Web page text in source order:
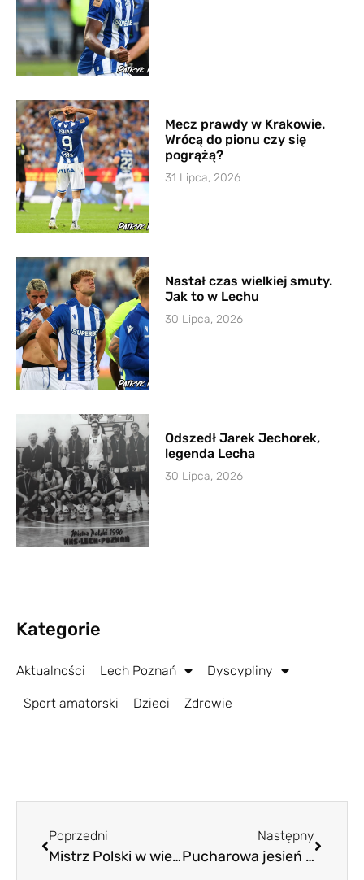
Mecz prawdy w Krakowie.
Wrócą do pionu czy się
pogrążą?
31 Lipca, 2026
Nastał czas wielkiej smuty.
Jak to w Lechu
30 Lipca, 2026
Odszedł Jarek Jechorek,
legenda Lecha
30 Lipca, 2026
Kategorie
Aktualności Lech Poznań Dyscypliny
Sport amatorski Dzieci Zdrowie
Poprzedni
Mistrz Polski w wielkiej niemocy. Znów przegrał
Następny
Pucharowa jesień na wyciągnięcie ręki. Tylko czy Lech ją wyciągnie?